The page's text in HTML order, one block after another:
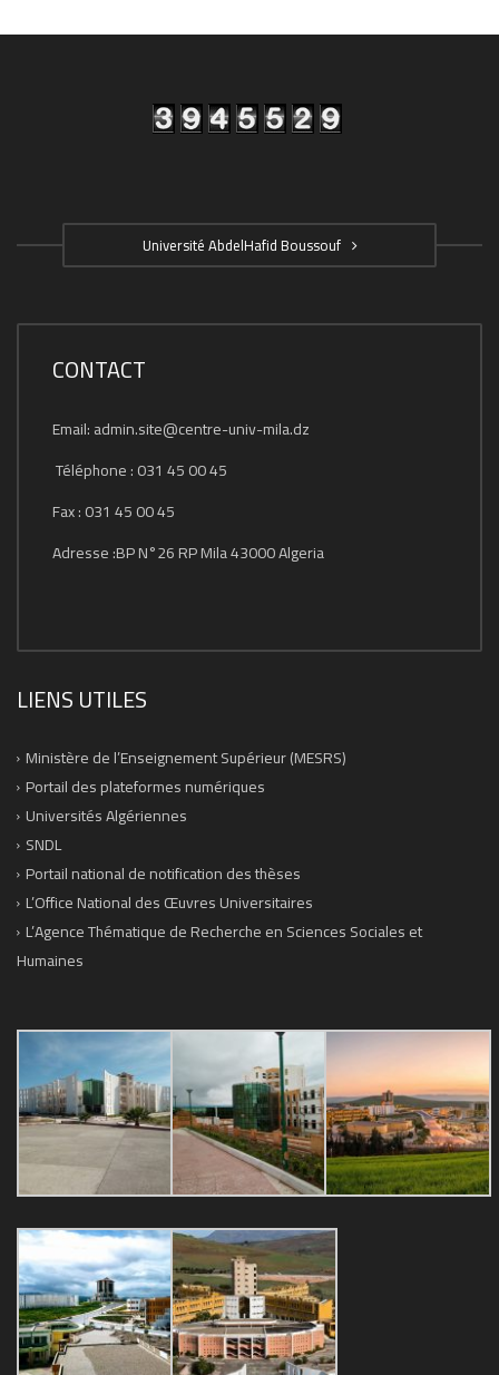
Université AbdelHafid Boussouf
CONTACT
Email: admin.site@centre-univ-mila.dz
Téléphone : 031 45 00 45
Fax : 031 45 00 45
Adresse :BP N°26 RP Mila 43000 Algeria
LIENS UTILES
Ministère de l’Enseignement Supérieur (MESRS)
Portail des plateformes numériques
Universités Algériennes
SNDL
Portail national de notification des thèses
L’Office National des Œuvres Universitaires
L’Agence Thématique de Recherche en Sciences Sociales et
Humaines